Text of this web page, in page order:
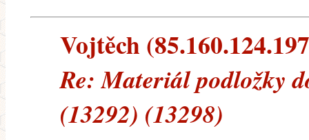
Vojtěch
Re: Materiál podložky
(13292) (13298)